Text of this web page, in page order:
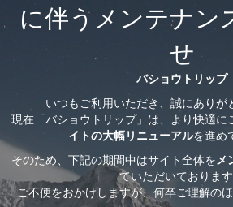
に伴うメンテナン
せ
バショウトリップ
いつもご利用いただき、誠にありが
現在「バショウトリップ」は、より快適に
イトの大幅リニューアルを進め
そのため、下記の期間中はサイト全体をメ
ていただいております
ご不便をおかけしますが、何卒ご理解の